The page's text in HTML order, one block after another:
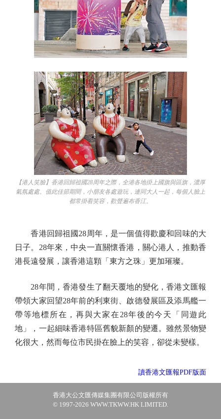
【港人笑臉】香港回歸祖國28周年之際，全港各地掛上國旗與區旗，濃厚
氣氛處處。值此佳節期間，小朋友各處遊玩，連同大人一起，每個人臉上
都常掛着笑容，歡聲遍布香江。
香港回歸祖國28周年，是一個值得歡慶和回味的大
日子。28年來，中央一直關懷香港，關心港人，推動香
港長遠發展，讓香港這顆「東方之珠」更加璀璨。
28年間，香港發生了翻天覆地的變化，香港文匯報
帶領大家回望28年前的利東街、啟德發展區及添馬艦一
帶等地標所在，再與大家在28年後的今天「同遊此
地」，一起細味香港特區舊貌新顏的變遷。雖然景物變
化很大，然而每位市民掛在臉上的笑容，卻從未變樣。
讀香港文匯報PDF版面
香港大公文匯傳媒集團有限公司版權所有
© 1997-2026 WWW.TKWW.HK LIMITED.